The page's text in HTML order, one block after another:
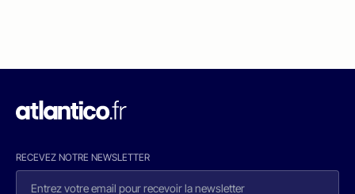
RECEVEZ NOTRE NEWSLETTER